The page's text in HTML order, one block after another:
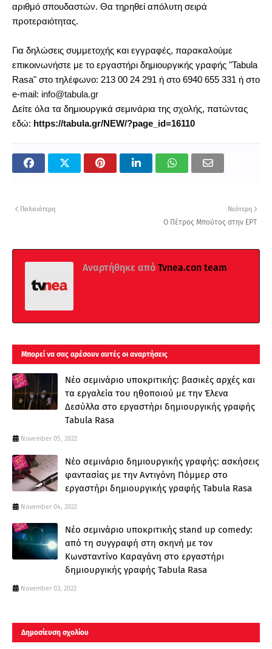
αριθμό σπουδαστών. Θα τηρηθεί απόλυτη σειρά
προτεραιότητας.
Για δηλώσεις συμμετοχής και εγγραφές, παρακαλούμε
επικοινωνήστε με το εργαστήρι δημιουργικής γραφής "Tabula
Rasa" στο τηλέφωνο: 213 00 24 291 ή στο 6940 655 331 ή στο
e-mail: info@tabula.gr
Δείτε όλα τα δημιουργικά σεμινάρια της σχολής, πατώντας
εδώ: https://tabula.gr/NEW/?page_id=16110
Νεότερη
Ο Πέτρος Μπούτος στην ΕΡΤ
Παλαιότερη
Αναρτήθηκε από Tvnea.con team
Μπορεί να σας αρέσουν αυτές οι αναρτήσεις
Νέο σεμινάριο υποκριτικής: βασικές αρχές και
τα εργαλεία του ηθοποιού με την Έλενα
Δεσύλλα στο εργαστήρι δημιουργικής γραφής
Tabula Rasa
November 05, 2022
Νέο σεμινάριο δημιουργικής γραφής: ασκήσεις
φαντασίας με την Αντιγόνη Πόμμερ στο
εργαστήρι δημιουργικής γραφής Tabula Rasa
November 04, 2022
Νέο σεμινάριο υποκριτικής stand up comedy:
από τη συγγραφή στη σκηνή με τον
Κωνσταντίνο Καραγάνη στο εργαστήρι
δημιουργικής γραφής Tabula Rasa
November 03, 2022
Δημοσίευση σχολίου